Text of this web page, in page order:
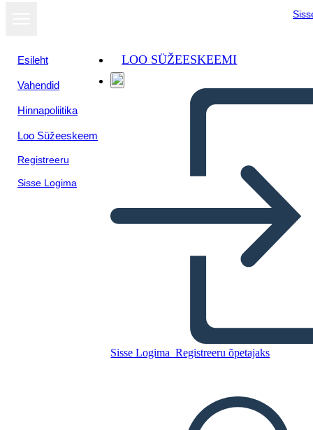
Esileht
Vahendid
Hinnapoliitika
Loo Süžeeskeem
Registreeru
Sisse Logima
LOO SÜŽEESKEEMI
Sisse Logima Registreeru õpetajaks
Kopeerige see süžeeskeemid
ESITA SLAIDIESITLUST
LOE MULLE